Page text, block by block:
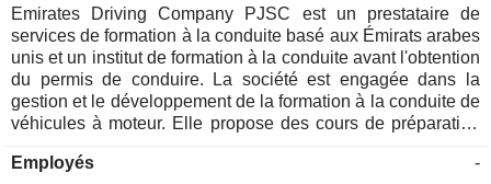
Emirates Driving Company PJSC est un prestataire de
services de formation à la conduite basé aux Émirats arabes
unis et un institut de formation à la conduite avant l'obtention
du permis de conduire. La société est engagée dans la
gestion et le développement de la formation à la conduite de
véhicules à moteur. Elle propose des cours de préparation
motocyclettes, les véhicules lourds, les autobus lourds et les
Employés -